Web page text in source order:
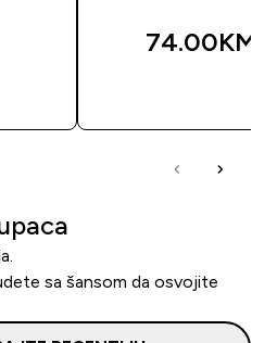
74.00KM‎
sa šansom da osvojite